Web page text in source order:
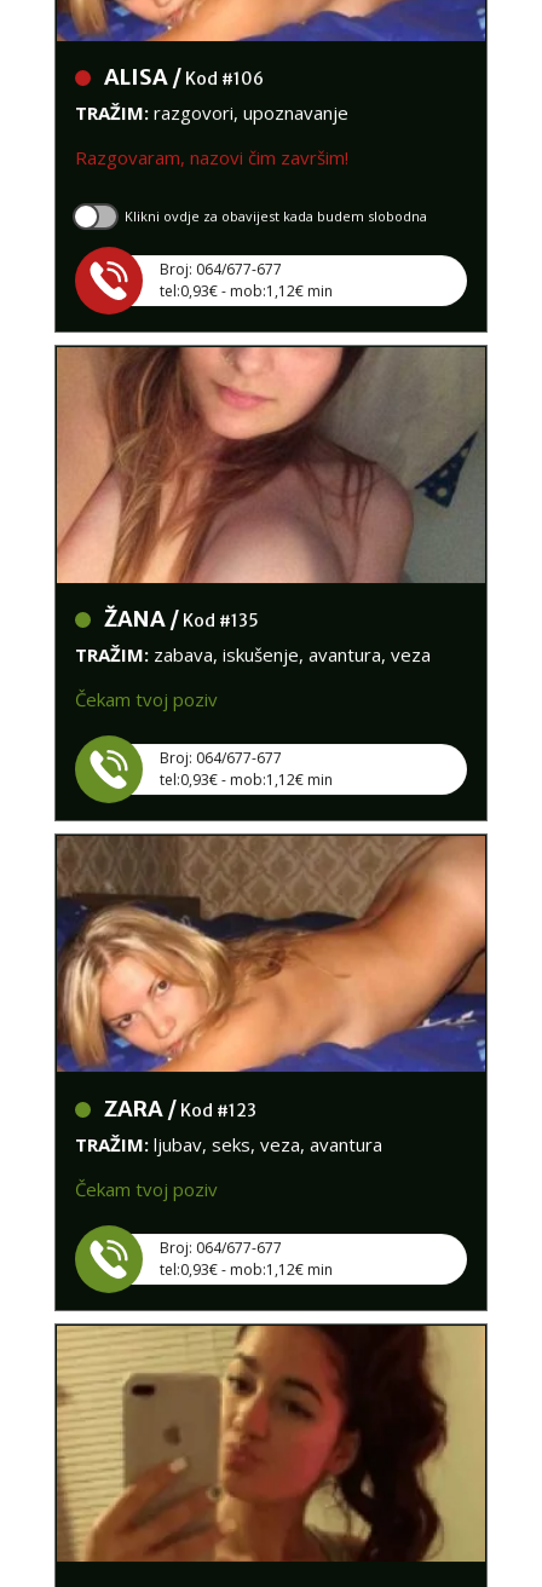
ALISA /
TRAŽIM:razgovori, upoznavanje
Razgovaram, nazovi čim završim!
tel:0,93€ - mob:1,12€ min
ŽANA /
TRAŽIM:zabava, iskušenje, avantura, veza
tel:0,93€ - mob:1,12€ min
TRAŽIM:ljubav, seks, veza, avantura
Čekam tvoj poziv
tel:0,93€ - mob:1,12€ min
ANĐELA /